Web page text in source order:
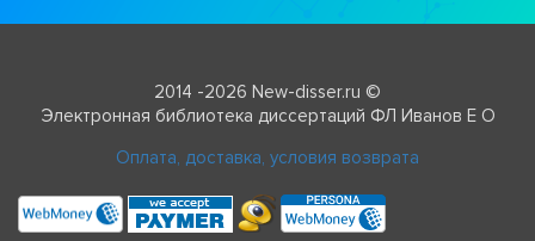
2014 -2026 New-disser.ru ©
Электронная библиотека диссертаций ФЛ Иванов Е О
Оплата, доставка, условия возврата